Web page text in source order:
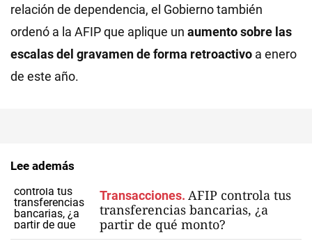
relación de dependencia, el Gobierno también
ordenó a la AFIP que aplique un aumento sobre las
escalas del gravamen de forma retroactivo a enero
de este año.
Lee además
Transacciones. AFIP controla tus
transferencias bancarias, ¿a
partir de qué monto?